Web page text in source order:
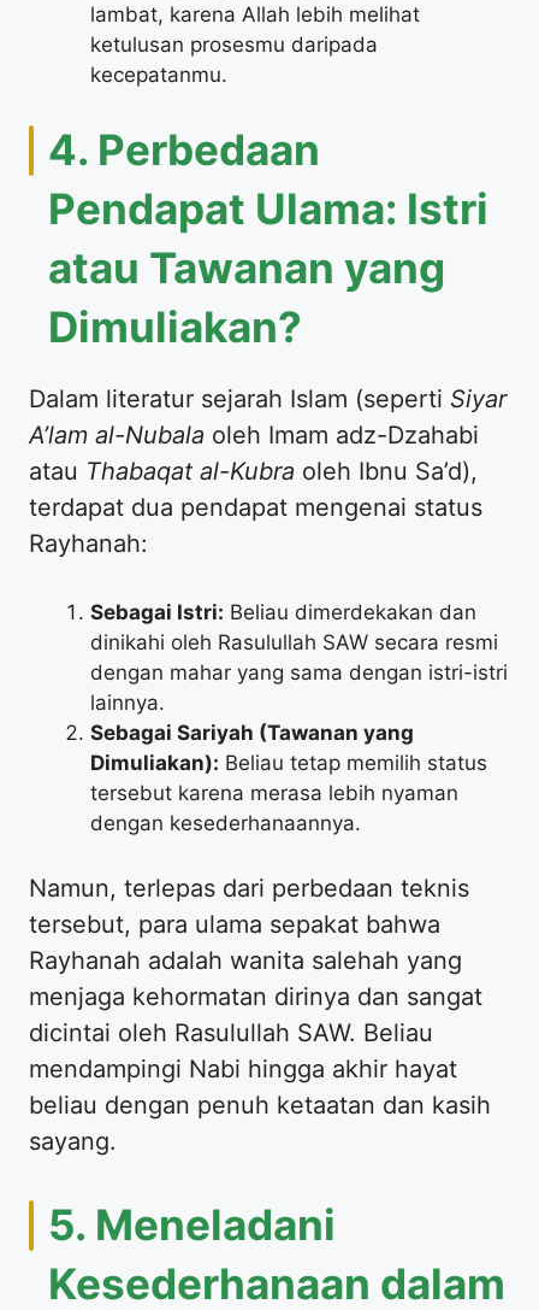
lambat, karena Allah lebih melihat
ketulusan prosesmu daripada
kecepatanmu.
​4. Perbedaan
Pendapat Ulama: Istri
atau Tawanan yang
Dimuliakan?
​Dalam literatur sejarah Islam (seperti Siyar
A’lam al-Nubala oleh Imam adz-Dzahabi
atau Thabaqat al-Kubra oleh Ibnu Sa’d),
terdapat dua pendapat mengenai status
Rayhanah:
Sebagai Istri: Beliau dimerdekakan dan
dinikahi oleh Rasulullah SAW secara resmi
dengan mahar yang sama dengan istri-istri
lainnya.
Sebagai Sariyah (Tawanan yang
Dimuliakan): Beliau tetap memilih status
tersebut karena merasa lebih nyaman
dengan kesederhanaannya.
​Namun, terlepas dari perbedaan teknis
tersebut, para ulama sepakat bahwa
Rayhanah adalah wanita salehah yang
menjaga kehormatan dirinya dan sangat
dicintai oleh Rasulullah SAW. Beliau
mendampingi Nabi hingga akhir hayat
beliau dengan penuh ketaatan dan kasih
sayang.
​5. Meneladani
Kesederhanaan dalam